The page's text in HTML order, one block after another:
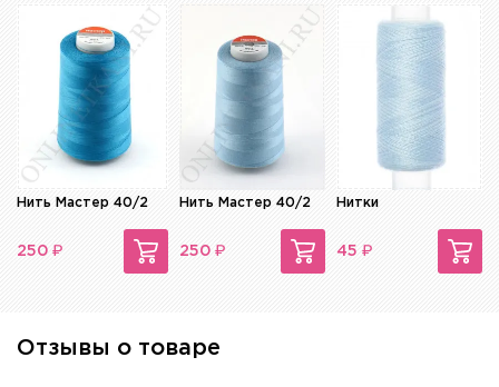
Нить Мастер 40/2
250 ₽
Нить Мастер 40/2
250 ₽
Нитки
45 ₽
Отзывы о товаре